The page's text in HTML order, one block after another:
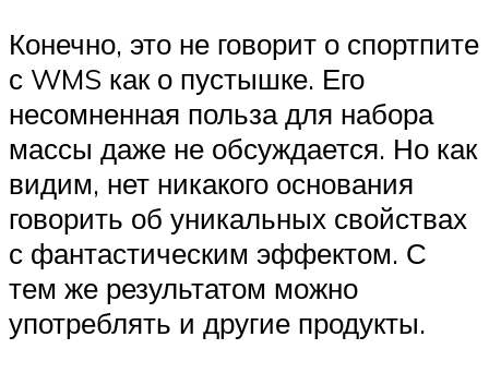
Конечно, это не говорит о спортпите
с WMS как о пустышке. Его
несомненная польза для набора
массы даже не обсуждается. Но как
видим, нет никакого основания
говорить об уникальных свойствах
с фантастическим эффектом. С
тем же результатом можно
употреблять и другие продукты.